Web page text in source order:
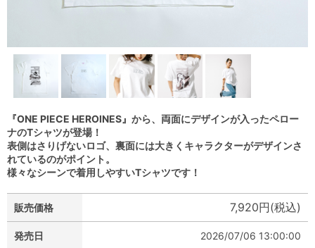
『ONE PIECE HEROINES』から、両面にデザインが入ったペロー
ナのTシャツが登場！
表側はさりげないロゴ、裏面には大きくキャラクターがデザインさ
れているのがポイント。
様々なシーンで着用しやすいTシャツです！
販売価格 7,920円(税込)
発売日 2026/07/06 13:00:00